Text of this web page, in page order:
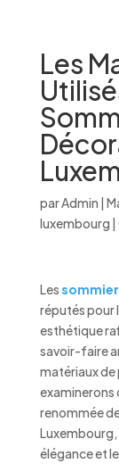
Les
parAdmin |
luxembourg |
Les
réputés pour
esthétique
savoir-faire
matériaux de
examinerons
renommée
élégance et